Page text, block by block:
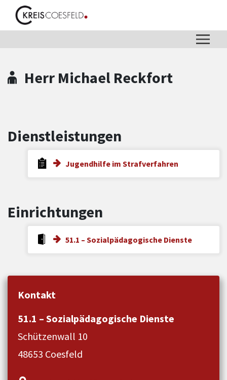
Zum Header
Zum Hauptinhalt
Zum Footer
Zum Hauptinhalt springen
Herr Michael Reckfort
Dienstleistungen
Jugendhilfe im Strafverfahren
Einrichtungen
51.1 – Sozialpädagogische Dienste
Kontakt
51.1 – Sozialpädagogische Dienste
Schützenwall 10
48653 Coesfeld